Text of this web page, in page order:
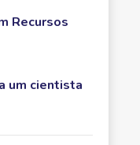
Recursos
um cientista